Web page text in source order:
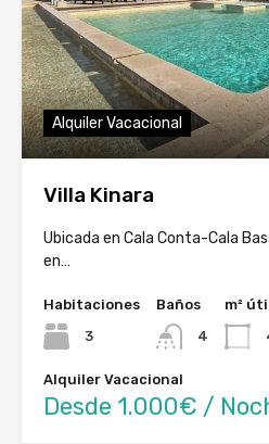
Alquiler Vacacional
Villa Kinara
Ubicada en Cala Conta-Cala
en…
Habitaciones
3
Baños
4
m²
Alquiler Vacacional
Desde 1.000€ /